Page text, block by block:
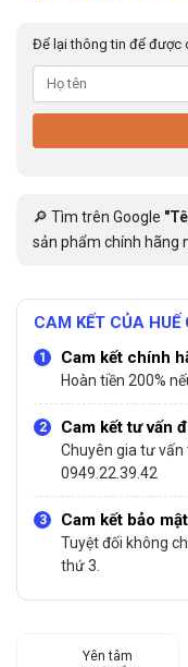
Để lại thông tin để được
🔎 Tìm trên Google
sản phẩm chính hãng
CAM KẾT CỦA HUẾ
Cam kết chính
Hoàn tiền 200%
Cam kết tư vấn
Chuyên gia tư
0949.22.39.42
Cam kết bảo mật
Tuyệt đối không
thứ 3.
Yên tâm